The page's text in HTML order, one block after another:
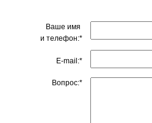
Ваше имя
и телефон:*
E-mail:*
Вопрос:*